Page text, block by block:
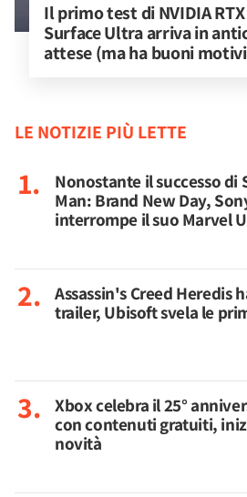
Il primo test di NVIDIA
Surface Ultra arriva in
attese (ma ha buoni
LE NOTIZIE PIÙ LETTE
Nonostante il successo di
Man: Brand New Day,
interrompe il suo Marvel
Assassin's Creed Heredis
trailer, Ubisoft svela le
Xbox celebra il 25°
con contenuti gratuiti,
novità